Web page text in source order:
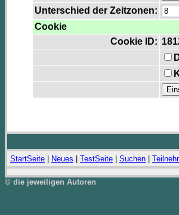
Unterschied der Zeitzonen:
Cookie
Cookie ID:
StartSeite Neues TestSeite Suchen
© die jeweiligen Autoren